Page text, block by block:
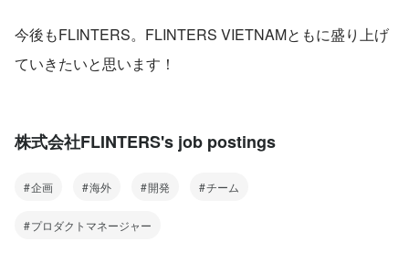
今後もFLINTERS。FLINTERS VIETNAMともに盛り上げ
ていきたいと思います！
株式会社FLINTERS's job postings
企画 海外 開発 チーム
プロダクトマネージャー